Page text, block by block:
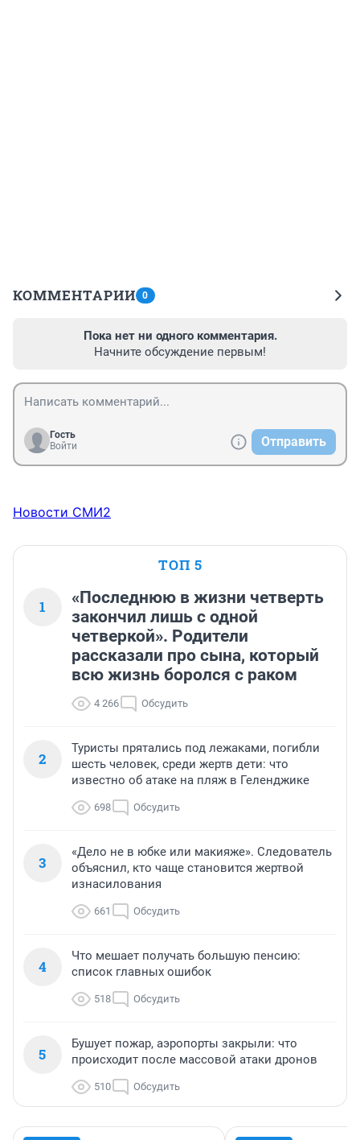
КОММЕНТАРИИ 0
Пока нет ни одного комментария.
Начните обсуждение первым!
Гость
Войти
Отправить
Новости СМИ2
ТОП 5
1
«Последнюю в жизни четверть
закончил лишь с одной
четверкой». Родители
рассказали про сына, который
всю жизнь боролся с раком
4 266 Обсудить
2
Туристы прятались под лежаками, погибли
шесть человек, среди жертв дети: что
известно об атаке на пляж в Геленджике
698 Обсудить
3
«Дело не в юбке или макияже». Следователь
объяснил, кто чаще становится жертвой
изнасилования
661 Обсудить
4
Что мешает получать большую пенсию:
список главных ошибок
518 Обсудить
5
Бушует пожар, аэропорты закрыли: что
происходит после массовой атаки дронов
510 Обсудить